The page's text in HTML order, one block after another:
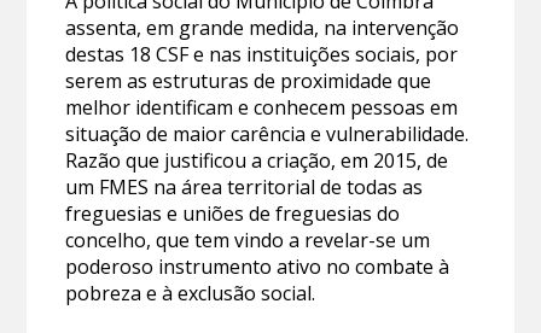
assenta, em grande medida, na intervenção
destas 18 CSF e nas instituições sociais, por
serem as estruturas de proximidade que
melhor identificam e conhecem pessoas em
situação de maior carência e vulnerabilidade.
Razão que justificou a criação, em 2015, de
um FMES na área territorial de todas as
freguesias e uniões de freguesias do
concelho, que tem vindo a revelar-se um
poderoso instrumento ativo no combate à
pobreza e à exclusão social.